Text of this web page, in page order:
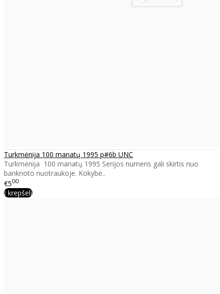
Turkmėnija 100 manatų 1995 p#6b UNC
Turkmėnija 100 manatų 1995 Serijos numeris gali skirtis nuo
banknoto nuotraukoje. Kokybė..
€500
Į krepšelį